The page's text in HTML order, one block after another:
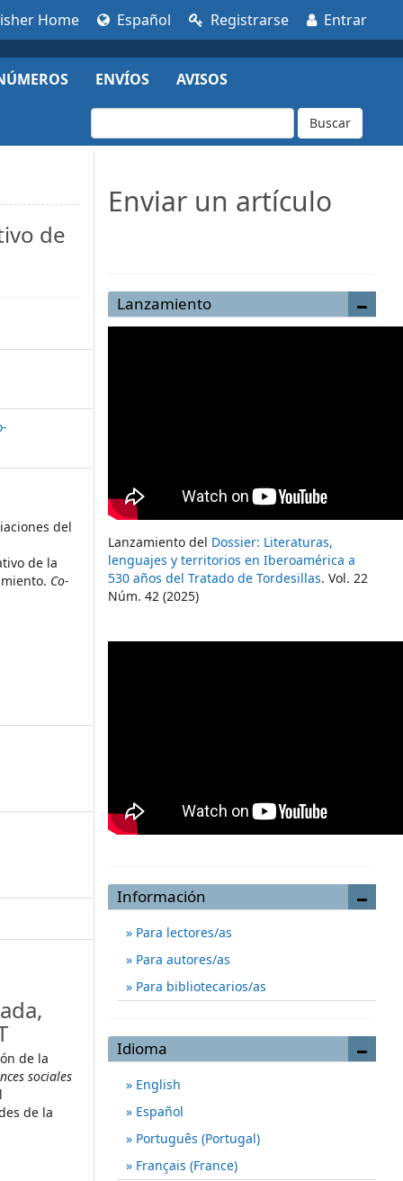
Home Español Registrarse Entrar
ENVÍOS AVISOS
Buscar
de
del
de la
Co-
de la
sociales
de la
Enviar un artículo
Lanzamiento
Lanzamiento del Dossier: Literaturas,
lenguajes y territorios en Iberoamérica a
530 años del Tratado de Tordesillas. Vol. 22
Núm. 42 (2025)
Información
Para lectores/as
Para autores/as
Para bibliotecarios/as
Idioma
English
Español
Português (Portugal)
Français (France)